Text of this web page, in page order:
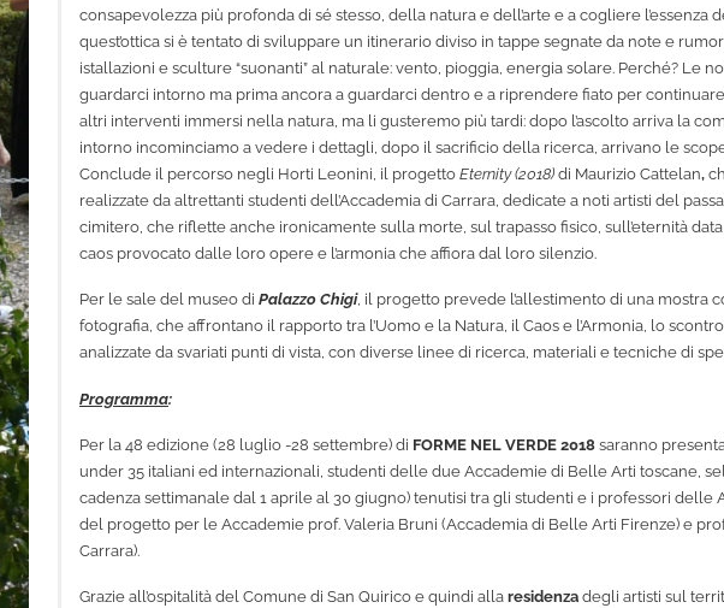
consapevolezza più profonda di sé stesso, della natura e dell’arte e a cogliere l’essenza
quest’ottica si è tentato di sviluppare un itinerario diviso in tappe segnate da note e
istallazioni e sculture “suonanti” al naturale: vento, pioggia, energia solare. Perché? Le
guardarci intorno ma prima ancora a guardarci dentro e a riprendere fiato per continuare
altri interventi immersi nella natura, ma li gusteremo più tardi: dopo l’ascolto arriva la
intorno incominciamo a vedere i dettagli, dopo il sacrificio della ricerca, arrivano le
Conclude il percorso negli Horti Leonini, il progetto Eternity (2018) di Maurizio Cattelan,
realizzate da altrettanti studenti dell’Accademia di Carrara, dedicate a noti artisti del
cimitero, che riflette anche ironicamente sulla morte, sul trapasso fisico, sull’eternità
caos provocato dalle loro opere e l’armonia che affiora dal loro silenzio.
Per le sale del museo di Palazzo Chigi, il progetto prevede l’allestimento di una mostra
fotografia, che affrontano il rapporto tra l’Uomo e la Natura, il Caos e l’Armonia, lo
analizzate da svariati punti di vista, con diverse linee di ricerca, materiali e tecniche di
Programma:
Per la 48 edizione (28 luglio -28 settembre) di FORME NEL VERDE 2018 saranno
under 35 italiani ed internazionali, studenti delle due Accademie di Belle Arti toscane,
cadenza settimanale dal 1 aprile al 30 giugno) tenutisi tra gli studenti e i professori delle
del progetto per le Accademie prof. Valeria Bruni (Accademia di Belle Arti Firenze) e
Carrara).
Grazie all’ospitalità del Comune di San Quirico e quindi alla residenza degli artisti sul